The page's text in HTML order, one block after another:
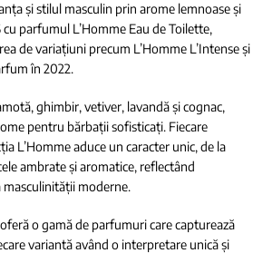
și stilul masculin prin arome lemnoase și
parfumul L’Homme Eau de Toilette,
de variațiuni precum L’Homme L’Intense și
în 2022.
ghimbir, vetiver, lavandă și cognac,
pentru bărbații sofisticați. Fiecare
L’Homme aduce un caracter unic, de la
ambrate și aromatice, reflectând
moderne.
o gamă de parfumuri care capturează
variantă având o interpretare unică și